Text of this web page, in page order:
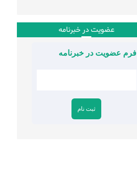
عضویت در خبرنامه
فرم عضویت در خبرنامه